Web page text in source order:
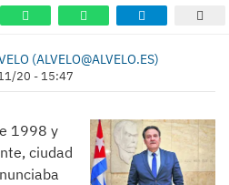
(ALVELO@ALVELO.ES)
20 - 15:47
1998 y
ciudad